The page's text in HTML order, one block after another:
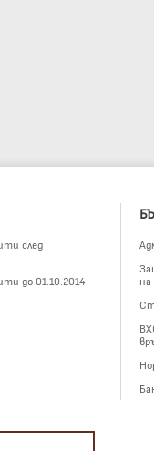
след
до 01.10.2014
на